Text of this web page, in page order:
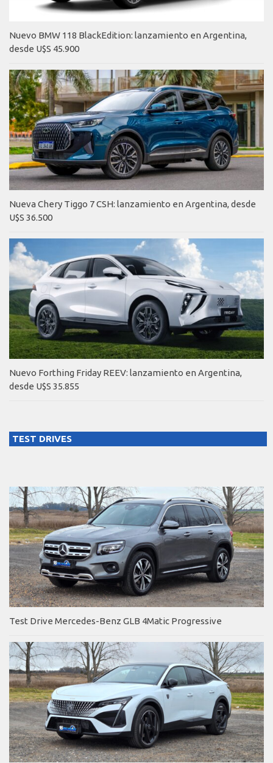
Nuevo BMW 118 BlackEdition: lanzamiento en Argentina,
desde U$S 45.900
Nueva Chery Tiggo 7 CSH: lanzamiento en Argentina, desde
U$S 36.500
Nuevo Forthing Friday REEV: lanzamiento en Argentina,
desde U$S 35.855
TEST DRIVES
Test Drive Mercedes-Benz GLB 4Matic Progressive